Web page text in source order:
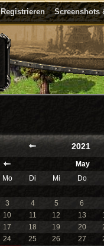
Registrieren Screenshots
2021
May
Mo
Di Mi Do
3
4 5 6
10
11 12 13
17
18 19 20
24
25 26 27